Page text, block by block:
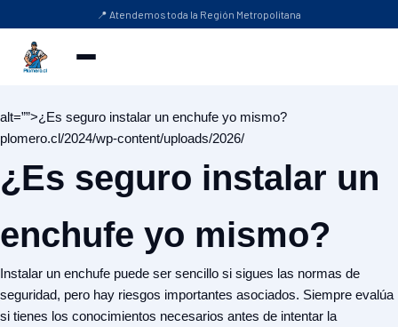
📍 Atendemos toda la Región Metropolitana
alt=””>¿Es seguro instalar un enchufe yo mismo?
plomero.cl/2024/wp-content/uploads/2026/
¿Es seguro instalar un
enchufe yo mismo?
Instalar un enchufe puede ser sencillo si sigues las normas de
seguridad, pero hay riesgos importantes asociados. Siempre evalúa
si tienes los conocimientos necesarios antes de intentar la